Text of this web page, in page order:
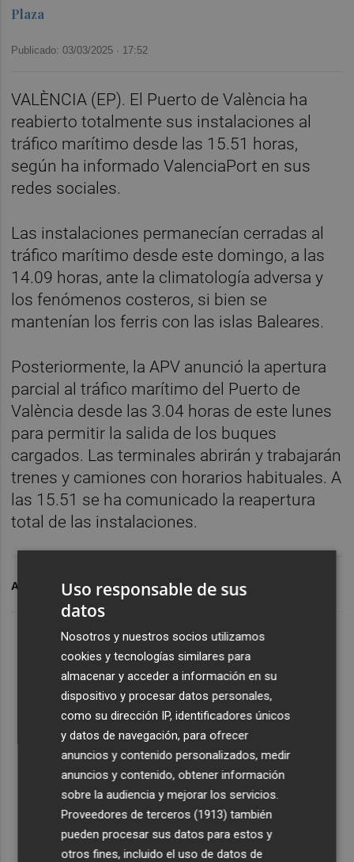
Plaza
Publicado: 03/03/2025 · 17:52
VALÈNCIA (EP). El Puerto de València ha
reabierto totalmente sus instalaciones al
tráfico marítimo desde las 15.51 horas,
según ha informado ValenciaPort en sus
redes sociales.
Las instalaciones permanecían cerradas al
tráfico marítimo desde este domingo, a las
14.09 horas, ante la climatología adversa y
los fenómenos costeros, si bien se
mantenían los ferris con las islas Baleares.
Posteriormente, la APV anunció la apertura
parcial al tráfico marítimo del Puerto de
València desde las 3.04 horas de este lunes
para permitir la salida de los buques
cargados. Las terminales abrirán y trabajarán
trenes y camiones con horarios habituales. A
las 15.51 se ha comunicado la reapertura
total de las instalaciones.
ARCHIVADO EN PUERTO DE VALENCIA
Uso responsable de sus
datos
Nosotros y nuestros socios utilizamos
cookies y tecnologías similares para
almacenar y acceder a información en su
dispositivo y procesar datos personales,
como su dirección IP, identificadores únicos
y datos de navegación, para ofrecer
anuncios y contenido personalizados, medir
anuncios y contenido, obtener información
sobre la audiencia y mejorar los servicios.
Proveedores de terceros (1913) también
pueden procesar sus datos para estos y
otros fines, incluido el uso de datos de